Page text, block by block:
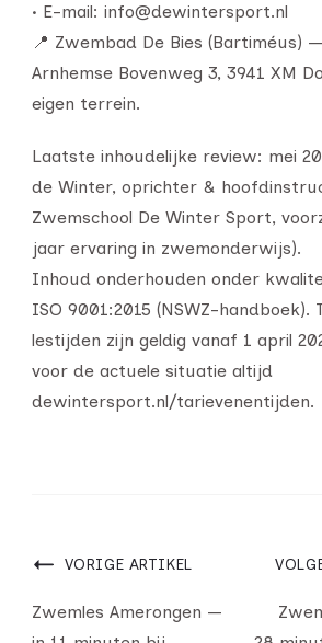
• E-mail: info@dewintersport.nl
📍 Zwembad De Bies (Bartiméus)
Arnhemse Bovenweg 3, 3941 XM
eigen terrein.
Laatste inhoudelijke review: mei
de Winter, oprichter &
Zwemschool De Winter Sport,
jaar ervaring in zwemonderwijs).
Inhoud onderhouden onder
ISO 9001:2015 (NSWZ-handboek).
lestijden zijn geldig vanaf 1 april
voor de actuele situatie altijd
dewintersport.nl/tarievenentijden.
VORIGE ARTIKEL
Zwemles Amerongen —